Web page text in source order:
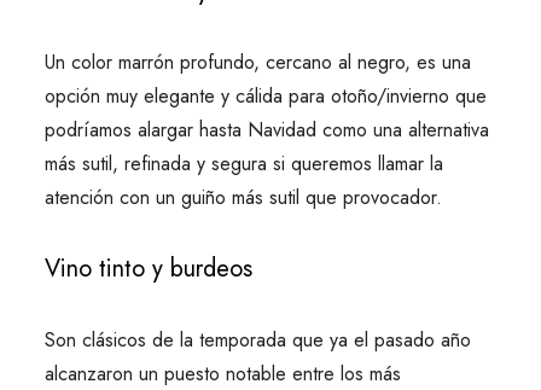
Un color marrón profundo, cercano al negro, es una
opción muy elegante y cálida para otoño/invierno que
podríamos alargar hasta Navidad como una alternativa
más sutil, refinada y segura si queremos llamar la
atención con un guiño más sutil que provocador.
Vino tinto y burdeos
Son clásicos de la temporada que ya el pasado año
alcanzaron un puesto notable entre los más